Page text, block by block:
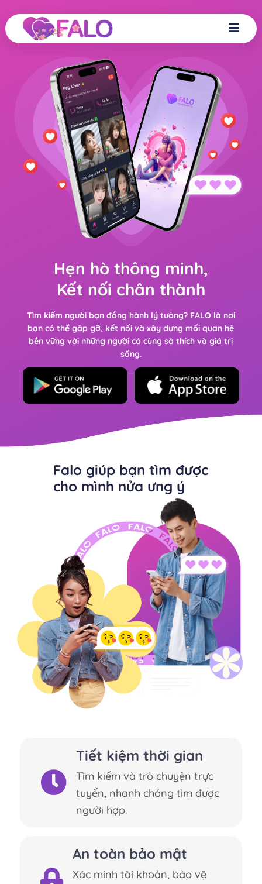
Hẹn hò thông minh,
Kết nối chân thành
Tìm kiếm người bạn đồng hành lý tưởng? FALO là nơi
bạn có thể gặp gỡ, kết nối và xây dựng mối quan hệ
bền vững với những người có cùng sở thích và giá trị
sống.
Falo giúp bạn tìm được
cho mình nửa ưng ý
Tiết kiệm thời gian
Tìm kiếm và trò chuyện trực
tuyến, nhanh chóng tìm được
người hợp.
An toàn bảo mật
Xác minh tài khoản, bảo vệ